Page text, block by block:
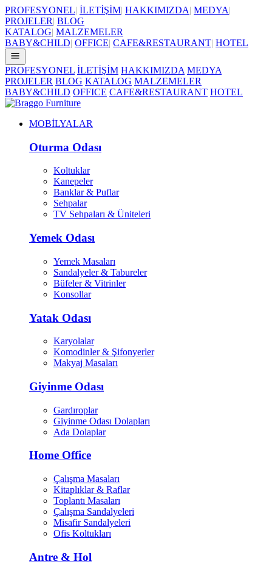
PROFESYONEL| İLETİŞİM| HAKKIMIZDA| MEDYA|
PROJELER| BLOG
KATALOG| MALZEMELER
BABY&CHILD| OFFICE| CAFE&RESTAURANT| HOTEL
PROFESYONEL İLETİŞİM HAKKIMIZDA MEDYA
PROJELER BLOG KATALOG MALZEMELER
BABY&CHILD OFFICE CAFE&RESTAURANT HOTEL
MOBİLYALAR
Oturma Odası
Koltuklar
Kanepeler
Banklar & Puflar
Sehpalar
TV Sehpaları & Üniteleri
Yemek Odası
Yemek Masaları
Sandalyeler & Tabureler
Büfeler & Vitrinler
Konsollar
Yatak Odası
Karyolalar
Komodinler & Şifonyerler
Makyaj Masaları
Giyinme Odası
Gardıroplar
Giyinme Odası Dolapları
Ada Dolaplar
Home Office
Çalışma Masaları
Kitaplıklar & Raflar
Toplantı Masaları
Çalışma Sandalyeleri
Misafir Sandalyeleri
Ofis Koltukları
Antre & Hol